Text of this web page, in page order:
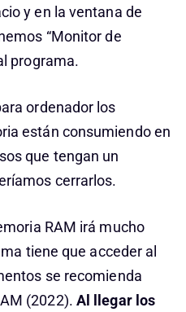
y en la ventana de
“Monitor de
programa.
ordenador los
están consumiendo en
que tengan un
cerrarlos.
RAM irá mucho
tiene que acceder al
se recomienda
(2022). Al llegar los